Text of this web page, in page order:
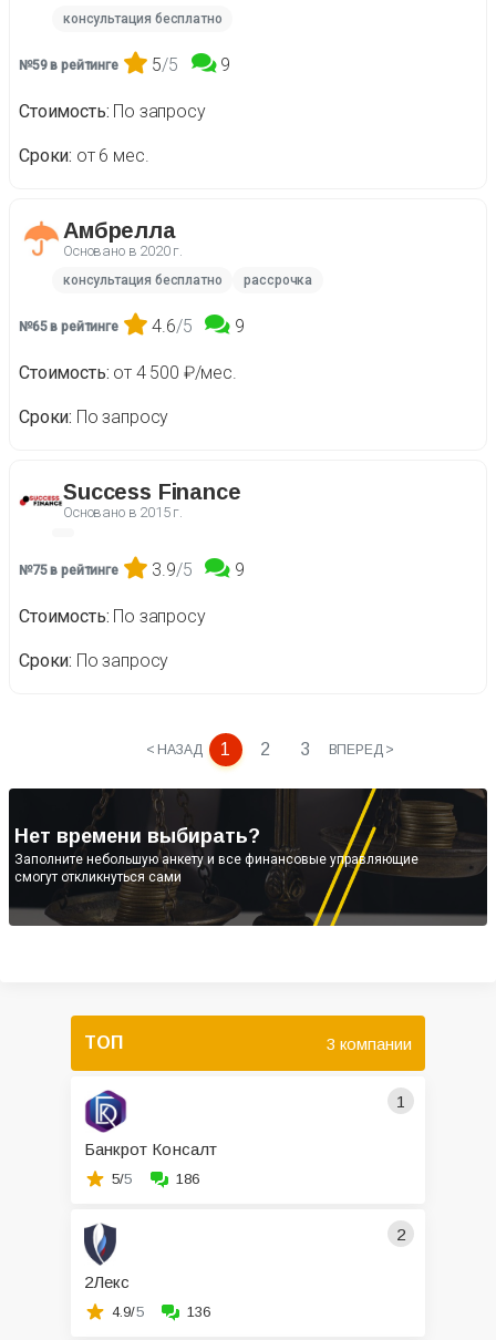
консультация бесплатно
№59 в рейтинге 5/5 9
Стоимость По запросу
Сроки от 6 мес.
Амбрелла
Основано в 2020 г.
консультация бесплатно рассрочка
№65 в рейтинге 4.6/5 9
Стоимость от 4 500 ₽/мес.
Сроки По запросу
Success Finance
Основано в 2015 г.
№75 в рейтинге 3.9/5 9
Стоимость По запросу
Сроки По запросу
< НАЗАД 1 2 3 ВПЕРЕД >
Нет времени выбирать?
Заполните небольшую анкету и все финансовые управляющие
смогут откликнуться сами
ТОП 3 компании
1
Банкрот Консалт
5/5 186
2
2Лекс
4.9/5 136